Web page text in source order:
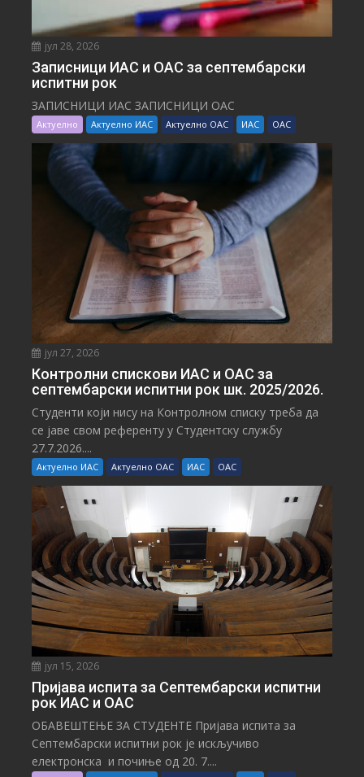
јул 28, 2026
Записници ИАС и ОАС за септембарски
испитни рок
ЗАПИСНИЦИ ИАС ЗАПИСНИЦИ ОАС
Актуелно Актуелно ИАС Актуелно ОАС ИАС ОАС
јул 27, 2026
Контролни спискови ИАС и ОАС за
септембарски испитни рок шк. 2025/2026.
Студенти који нису на Контролном списку треба да
се јаве свом референту у Студентску службу
27.7.2026....
Актуелно ИАС Актуелно ОАС ИАС ОАС
јул 15, 2026
Пријава испита за Септембарски испитни
рок ИАС и ОАС
ОБАВЕШТЕЊЕ ЗА СТУДЕНТЕ Пријава испита за
Септембарски испитни рок је искључиво
електронска и почиње од 20. 7....